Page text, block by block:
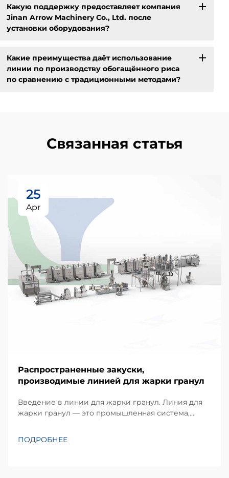
Какую поддержку предоставляет компания
Jinan Arrow Machinery Co., Ltd. после
установки оборудования?
Какие преимущества даёт использование
линии по производству обогащённого риса
по сравнению с традиционными методами?
Связанная статья
25
Apr
Распространенные закуски,
производимые линией для жарки гранул
Введение в линии для жарки гранул. Линия для
жарки гранул — это промышленная система,
непрерывной экструзии и жарки. В отличие от
ПОДРОБНЕЕ